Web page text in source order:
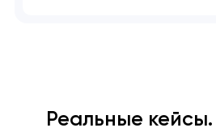
Реальные